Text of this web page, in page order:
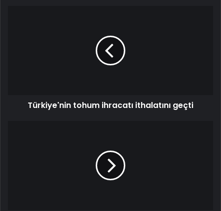
Türkiye'nin tohum ihracatı ithalatını geçti